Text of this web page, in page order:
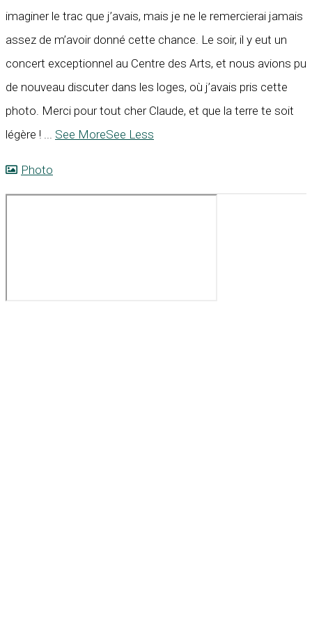
imaginer le trac que j’avais, mais je ne le remercierai jamais
assez de m’avoir donné cette chance. Le soir, il y eut un
concert exceptionnel au Centre des Arts, et nous avions pu
de nouveau discuter dans les loges, où j’avais pris cette
photo. Merci pour tout cher Claude, et que la terre te soit
légère !
See MoreSee Less
Photo